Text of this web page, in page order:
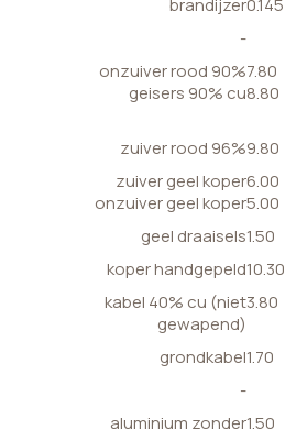
brandijzer0.145
-
onzuiver rood 90%
geisers 90% cu
7.80
8.80
zuiver rood 96%9.80
zuiver geel koper
onzuiver geel koper
6.00
5.00
geel draaisels1.50
koper handgepeld10.30
kabel 40% cu (niet
gewapend)
3.80
grondkabel1.70
-
aluminium zonder1.50